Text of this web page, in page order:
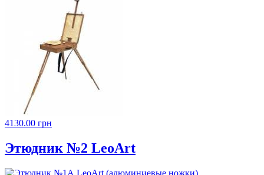
4130.00 грн
Этюдник №2 LeoArt